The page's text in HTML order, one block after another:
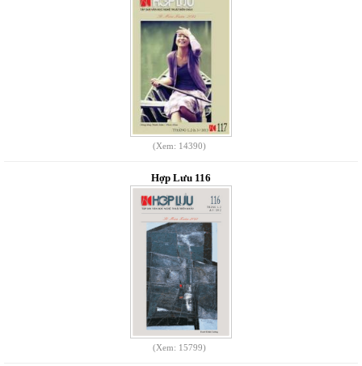
(Xem: 14390)
Hợp Lưu 116
(Xem: 15799)